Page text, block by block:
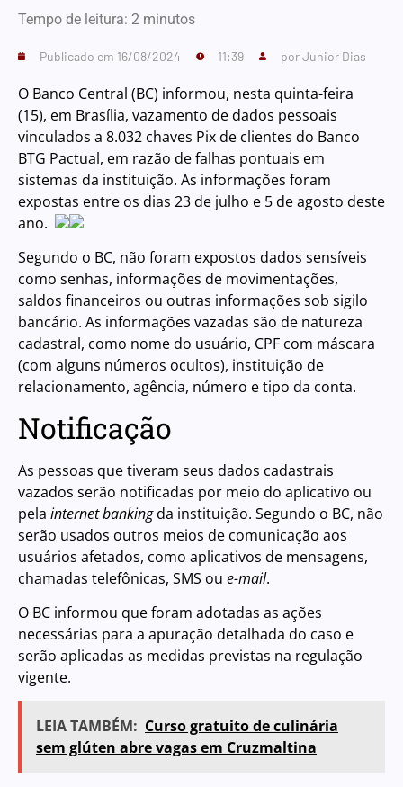
Tempo de leitura: 2 minutos
Publicado em 16/08/2024 11:39 porJunior Dias
O Banco Central (BC) informou, nesta quinta-feira
(15), em Brasília, vazamento de dados pessoais
vinculados a 8.032 chaves Pix de clientes do Banco
BTG Pactual, em razão de falhas pontuais em
sistemas da instituição. As informações foram
expostas entre os dias 23 de julho e 5 de agosto deste
ano.
Segundo o BC, não foram expostos dados sensíveis
como senhas, informações de movimentações,
saldos financeiros ou outras informações sob sigilo
bancário. As informações vazadas são de natureza
cadastral, como nome do usuário, CPF com máscara
(com alguns números ocultos), instituição de
relacionamento, agência, número e tipo da conta.
Notificação
As pessoas que tiveram seus dados cadastrais
vazados serão notificadas por meio do aplicativo ou
pela internet bankingda instituição. Segundo o BC, não
serão usados outros meios de comunicação aos
usuários afetados, como aplicativos de mensagens,
chamadas telefônicas, SMS ou e-mail.
O BC informou que foram adotadas as ações
necessárias para a apuração detalhada do caso e
serão aplicadas as medidas previstas na regulação
vigente.
LEIA TAMBÉM: Curso gratuito de culinária
sem glúten abre vagas em Cruzmaltina